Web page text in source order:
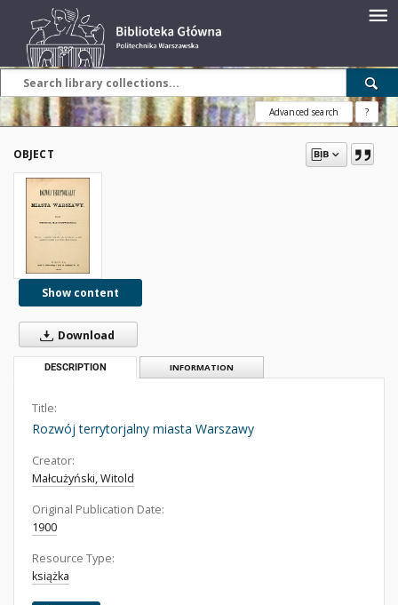
Advanced search ?
OBJECT
Show content
Download
DESCRIPTION INFORMATION
Title:
Rozwój terrytorjalny miasta Warszawy
Creator:
Małcużyński, Witold
Original Publication Date:
1900
Resource Type:
książka